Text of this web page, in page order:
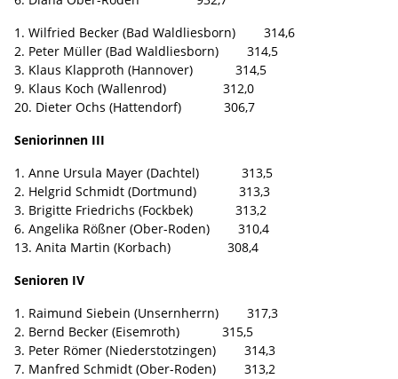
1. Wilfried Becker (Bad Waldliesborn) 314,6
2. Peter Müller (Bad Waldliesborn) 314,5
3. Klaus Klapproth (Hannover) 314,5
9. Klaus Koch (Wallenrod) 312,0
20. Dieter Ochs (Hattendorf) 306,7
Seniorinnen III
1. Anne Ursula Mayer (Dachtel) 313,5
2. Helgrid Schmidt (Dortmund) 313,3
3. Brigitte Friedrichs (Fockbek) 313,2
6. Angelika Rößner (Ober-Roden) 310,4
13. Anita Martin (Korbach) 308,4
Senioren IV
1. Raimund Siebein (Unsernherrn) 317,3
2. Bernd Becker (Eisemroth) 315,5
3. Peter Römer (Niederstotzingen) 314,3
7. Manfred Schmidt (Ober-Roden) 313,2